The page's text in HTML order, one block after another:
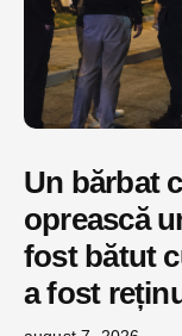
Un bărbat
oprească
fost bătut
a fost